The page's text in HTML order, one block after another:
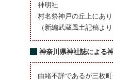
神明社
村名祭神戸の丘上にあ
（新編武蔵風土記稿より
神奈川県神社誌による
由緒不詳であるが三枚